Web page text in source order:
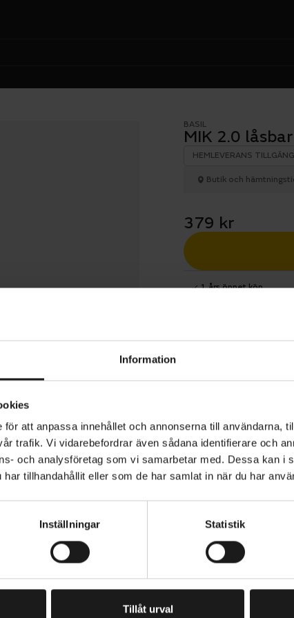
Information
att anpassa innehållet och annonserna till användarna,
trafik. Vi vidarebefordrar även sådana identifierare och
och analysföretag som vi samarbetar med. Dessa kan i
har tillhandahållit eller som de har samlat in när du har
Inställningar Statistik
Tillåt urval
BASIL
MIK 2.0
HEMLEVERANS
Butik och
379 kr
1 års öppet köp
och används tillsammans med en MIK-
(8770-3277-01)
VARUMÄRKE
Basil